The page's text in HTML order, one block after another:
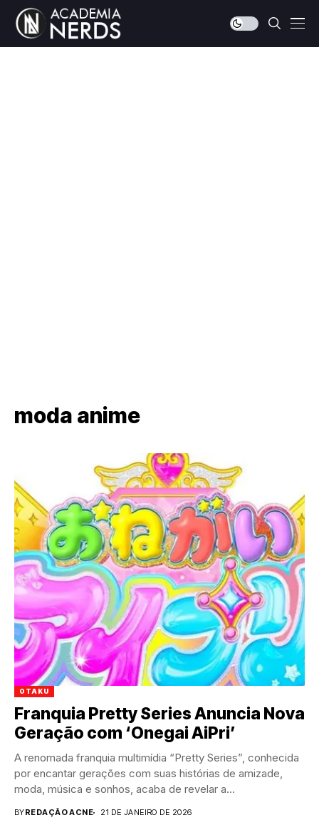
moda anime
OTAKU
Franquia Pretty Series Anuncia Nova
Geração com ‘Onegai AiPri’
A renomada franquia multimídia “Pretty Series”, conhecida
por encantar gerações com suas histórias de amizade,
moda, música e sonhos, acaba de revelar a...
BYREDAÇÃO ACNE 21 DE JANEIRO DE 2026